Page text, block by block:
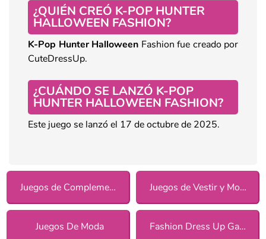
¿QUIÉN CREÓ K-POP HUNTER
HALLOWEEN FASHION?
K-Pop Hunter Halloween Fashion fue creado por
CuteDressUp.
¿CUÁNDO SE LANZÓ K-POP
HUNTER HALLOWEEN FASHION?
Este juego se lanzó el 17 de octubre de 2025.
Juegos de Complementos Juegos de Vestir y Moda
Juegos De Moda Fashion Dress Up Games